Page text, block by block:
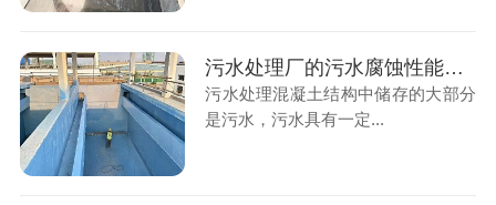
污水处理厂的污水腐蚀性能指标要求
污水处理混凝土结构中储存的大部分
是污水，污水具有一定...